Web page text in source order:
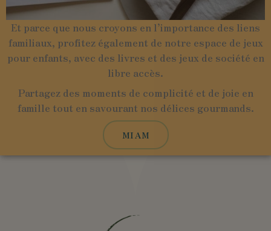
Et parce que nous croyons en l’importance des liens
familiaux, profitez également de notre espace de jeux
pour enfants, avec des livres et des jeux de société en
libre accès.
Partagez des moments de complicité et de joie en
famille tout en savourant nos délices gourmands.
MIAM